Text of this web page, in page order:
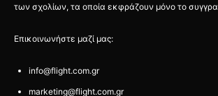
των σχολίων, τα οποία εκφράζουν μόνο το
Επικοινωνήστε μαζί μας:
info@flight.com.gr
marketing@flight.com.gr